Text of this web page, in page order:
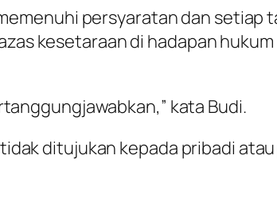
persyaratan dan setiap
kesetaraan di hadapan
kata Budi.
ditujukan kepada pribadi